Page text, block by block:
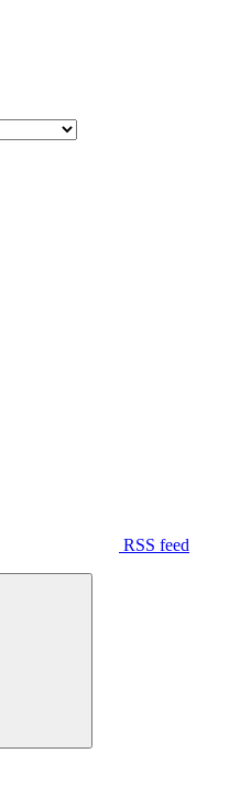
RSS feed